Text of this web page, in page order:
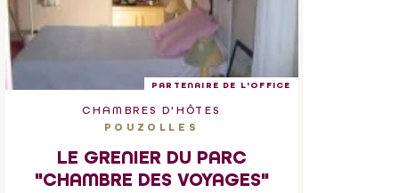
PARTENAIRE DE L'OFFICE
CHAMBRES D'HÔTES
POUZOLLES
LE GRENIER DU PARC
"CHAMBRE DES VOYAGES"